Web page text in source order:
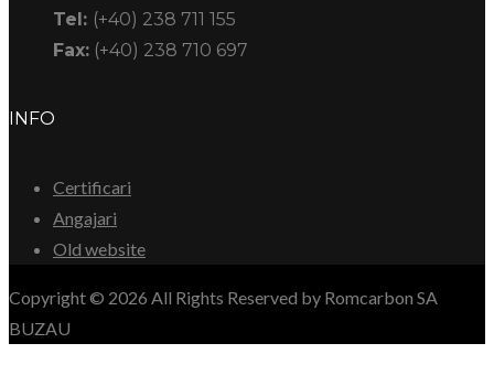
Tel: (+40) 238 711 155
Fax: (+40) 238 710 697
INFO
Certificari
Angajari
Old website
Copyright © 2026 All Rights Reserved by Romcarbon SA
BUZAU